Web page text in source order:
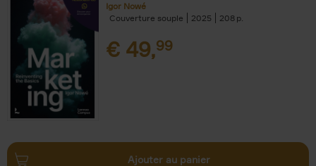
Igor Nowé
Couverture souple
2025 208
€ 49,99
Ajouter au panier